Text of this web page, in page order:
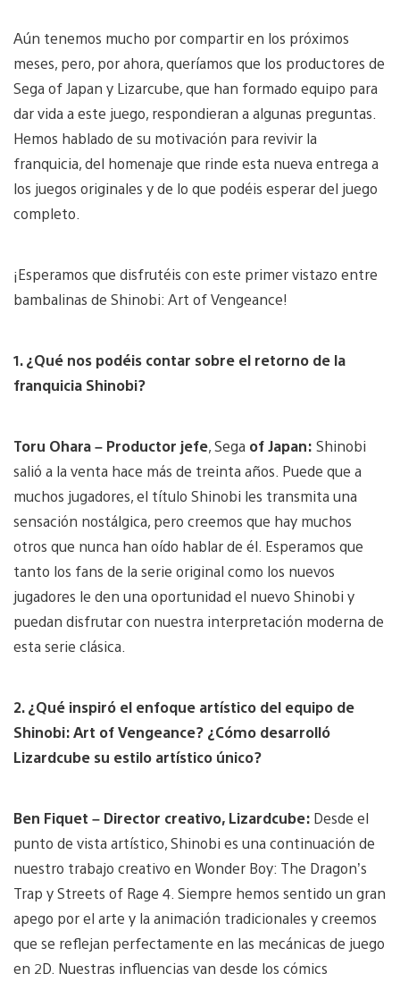
Aún tenemos mucho por compartir en los próximos
meses, pero, por ahora, queríamos que los productores de
Sega of Japan y Lizarcube, que han formado equipo para
dar vida a este juego, respondieran a algunas preguntas.
Hemos hablado de su motivación para revivir la
franquicia, del homenaje que rinde esta nueva entrega a
los juegos originales y de lo que podéis esperar del juego
completo.
¡Esperamos que disfrutéis con este primer vistazo entre
bambalinas de Shinobi: Art of Vengeance!
1. ¿Qué nos podéis contar sobre el retorno de la
franquicia Shinobi?
Toru Ohara – Productor jefe, Sega of Japan: Shinobi
salió a la venta hace más de treinta años. Puede que a
muchos jugadores, el título Shinobi les transmita una
sensación nostálgica, pero creemos que hay muchos
otros que nunca han oído hablar de él. Esperamos que
tanto los fans de la serie original como los nuevos
jugadores le den una oportunidad el nuevo Shinobi y
puedan disfrutar con nuestra interpretación moderna de
esta serie clásica.
2. ¿Qué inspiró el enfoque artístico del equipo de
Shinobi: Art of Vengeance? ¿Cómo desarrolló
Lizardcube su estilo artístico único?
Ben Fiquet – Director creativo, Lizardcube: Desde el
punto de vista artístico, Shinobi es una continuación de
nuestro trabajo creativo en Wonder Boy: The Dragon’s
Trap y Streets of Rage 4. Siempre hemos sentido un gran
apego por el arte y la animación tradicionales y creemos
que se reflejan perfectamente en las mecánicas de juego
en 2D. Nuestras influencias van desde los cómics